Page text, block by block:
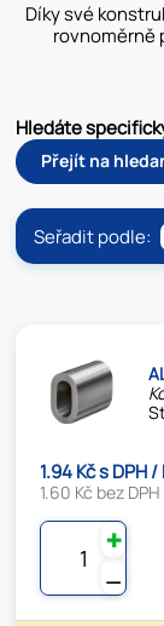
Díky své
rovnoměrně
Hledáte
Přejít na
Seřadit podle:
1.94 Kč s DPH /
1.60 Kč bez
⚊
✚